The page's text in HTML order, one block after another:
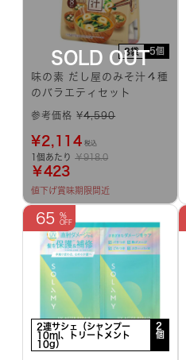
8袋 5個
味の素 だし屋のみそ汁４種
のバラエティセット
参考価格 ¥4,590
¥2,114 税込
1個あたり￥918.0
￥423
値下げ賞味期限間近
2連サシェ（シャンプー
10ml、トリートメント
10g）
2
個
65